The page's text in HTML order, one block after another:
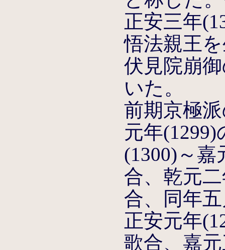
正安三年
悟法親王
伏見院崩
いた。
前期京極
元年
(1300)～嘉
合、乾元
合、同年
正安元年
歌合、嘉